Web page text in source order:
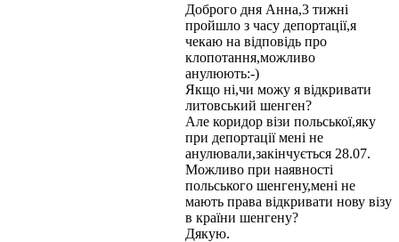
Доброго дня Анна,3 тижні
пройшло з часу депортації,я
чекаю на відповідь про
клопотання,можливо
анулюють:-)
Якщо ні,чи можу я відкривати
литовський шенген?
Але коридор візи польської,яку
при депортації мені не
анулювали,закінчується 28.07.
Можливо при наявності
польського шенгену,мені не
мають права відкривати нову візу
в країни шенгену?
Дякую.